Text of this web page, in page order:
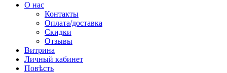
О нас
Контакты
Оплата/доставка
Скидки
Отзывы
Витрина
Личный кабинет
Повѣсть